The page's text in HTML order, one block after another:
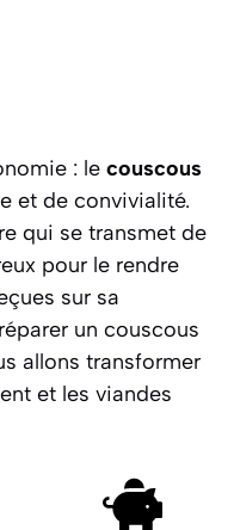
: le couscous
et de convivialité.
qui se transmet de
pour le rendre
sur sa
un couscous
allons transformer
et les viandes